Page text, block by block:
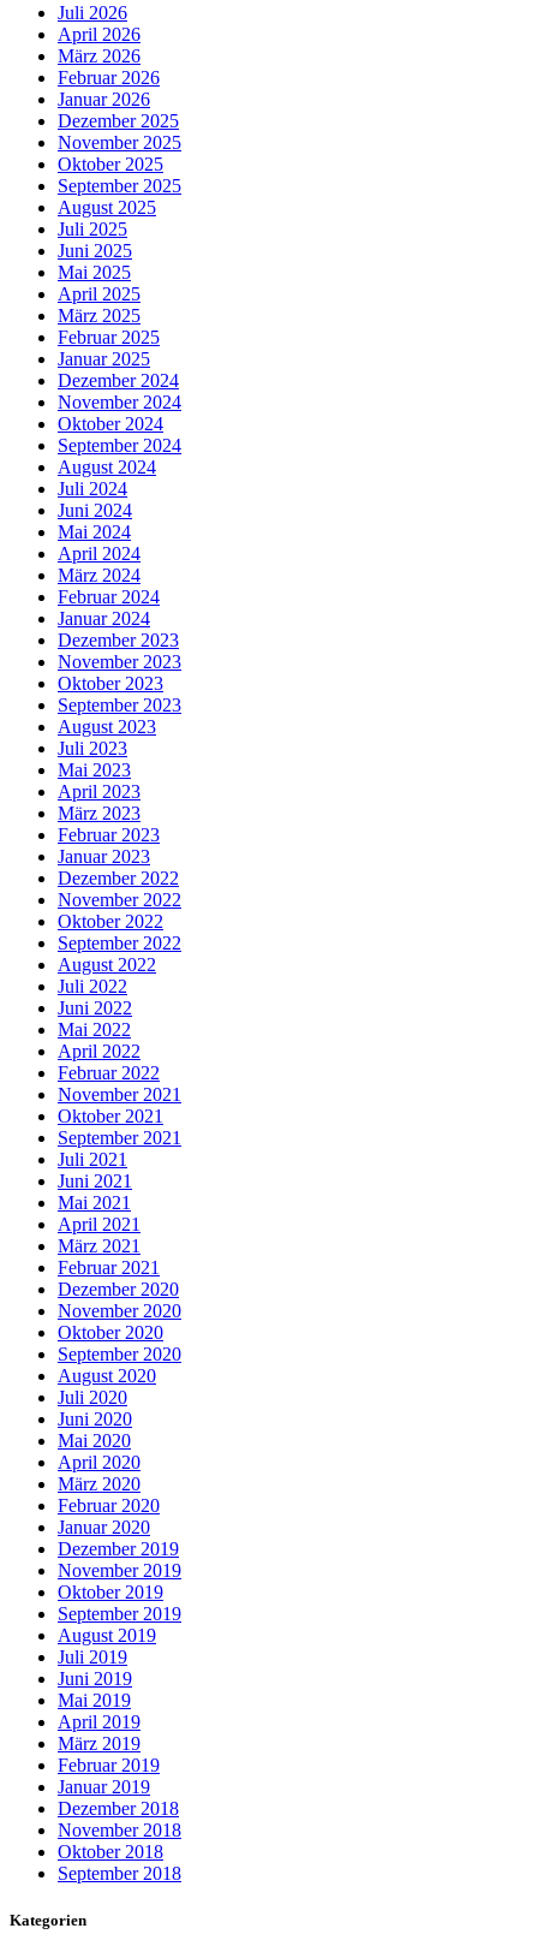
Juli 2026
April 2026
März 2026
Februar 2026
Januar 2026
Dezember 2025
November 2025
Oktober 2025
September 2025
August 2025
Juli 2025
Juni 2025
Mai 2025
April 2025
März 2025
Februar 2025
Januar 2025
Dezember 2024
November 2024
Oktober 2024
September 2024
August 2024
Juli 2024
Juni 2024
Mai 2024
April 2024
März 2024
Februar 2024
Januar 2024
Dezember 2023
November 2023
Oktober 2023
September 2023
August 2023
Juli 2023
Mai 2023
April 2023
März 2023
Februar 2023
Januar 2023
Dezember 2022
November 2022
Oktober 2022
September 2022
August 2022
Juli 2022
Juni 2022
Mai 2022
April 2022
Februar 2022
November 2021
Oktober 2021
September 2021
Juli 2021
Juni 2021
Mai 2021
April 2021
März 2021
Februar 2021
Dezember 2020
November 2020
Oktober 2020
September 2020
August 2020
Juli 2020
Juni 2020
Mai 2020
April 2020
März 2020
Februar 2020
Januar 2020
Dezember 2019
November 2019
Oktober 2019
September 2019
August 2019
Juli 2019
Juni 2019
Mai 2019
April 2019
März 2019
Februar 2019
Januar 2019
Dezember 2018
November 2018
Oktober 2018
September 2018
Kategorien